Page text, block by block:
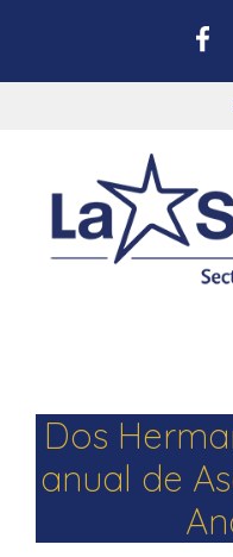
Dos
anual de